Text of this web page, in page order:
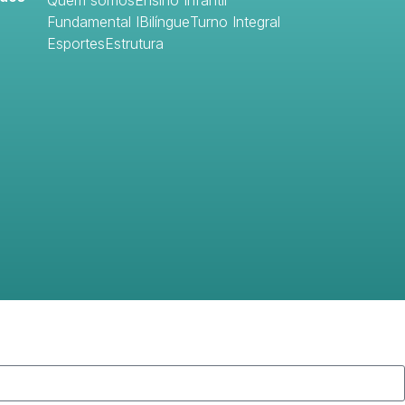
Fundamental IBilíngueTurno Integral
EsportesEstrutura